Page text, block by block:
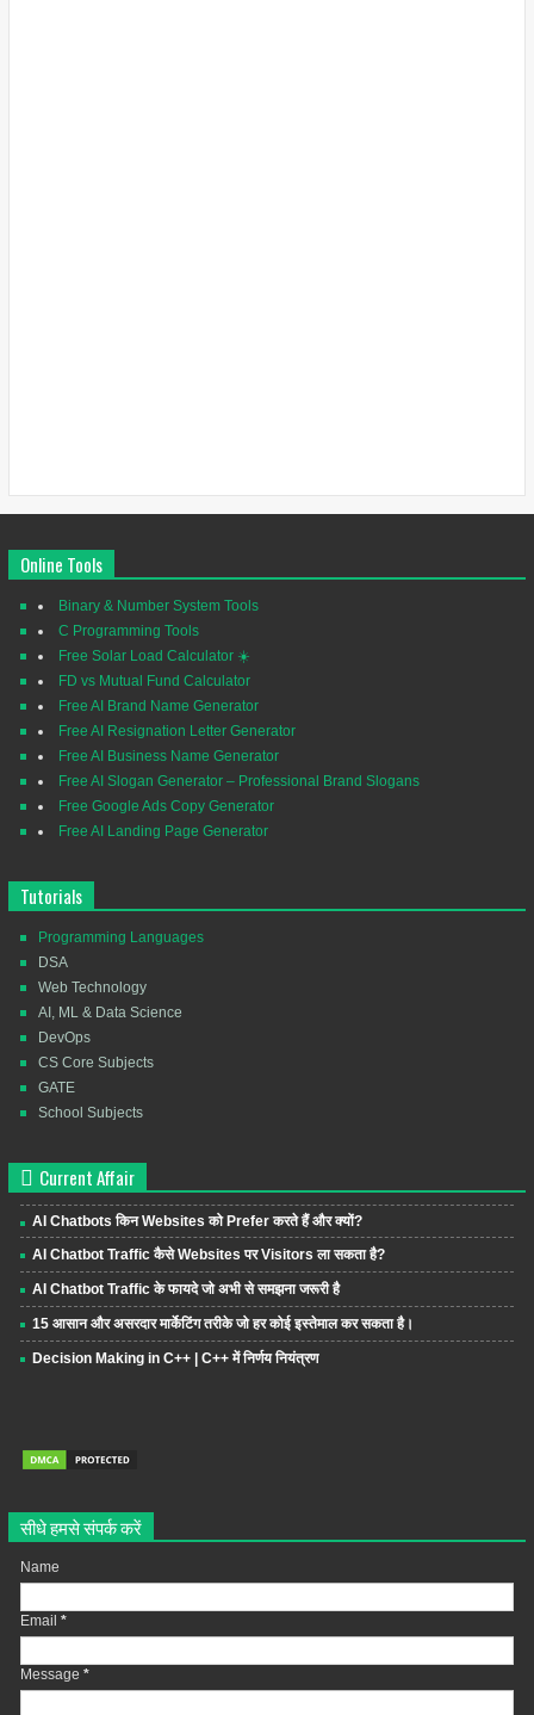
Online Tools
Binary & Number System Tools
C Programming Tools
Free Solar Load Calculator ☀️
FD vs Mutual Fund Calculator
Free AI Brand Name Generator
Free AI Resignation Letter Generator
Free AI Business Name Generator
Free AI Slogan Generator – Professional Brand Slogans
Free Google Ads Copy Generator
Free AI Landing Page Generator
Tutorials
Programming Languages
DSA
Web Technology
AI, ML & Data Science
DevOps
CS Core Subjects
GATE
School Subjects
Current Affair
AI Chatbots किन Websites को Prefer करते हैं और क्यों?
AI Chatbot Traffic कैसे Websites पर Visitors ला सकता है?
AI Chatbot Traffic के फायदे जो अभी से समझना जरूरी है
15 आसान और असरदार मार्केटिंग तरीके जो हर कोई इस्तेमाल कर सकता है।
Decision Making in C++ | C++ में निर्णय नियंत्रण
सीधे हमसे संपर्क करें
Name
Email *
Message *